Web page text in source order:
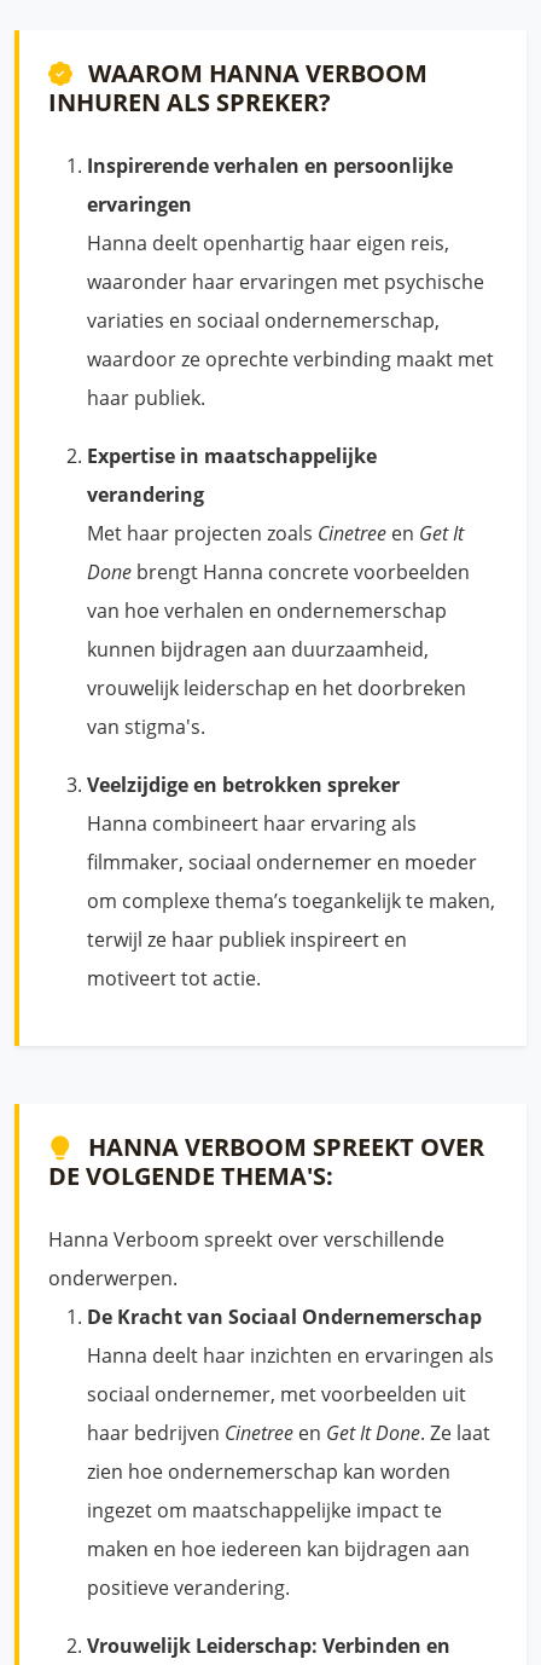
WAAROM HANNA VERBOOM
INHUREN ALS SPREKER?
Inspirerende verhalen en persoonlijke
ervaringen
Hanna deelt openhartig haar eigen reis,
waaronder haar ervaringen met psychische
variaties en sociaal ondernemerschap,
waardoor ze oprechte verbinding maakt met
haar publiek.
Expertise in maatschappelijke
verandering
Met haar projecten zoals Cinetree en Get It
Done brengt Hanna concrete voorbeelden
van hoe verhalen en ondernemerschap
kunnen bijdragen aan duurzaamheid,
vrouwelijk leiderschap en het doorbreken
van stigma's.
Veelzijdige en betrokken spreker
Hanna combineert haar ervaring als
filmmaker, sociaal ondernemer en moeder
om complexe thema’s toegankelijk te maken,
terwijl ze haar publiek inspireert en
motiveert tot actie.
HANNA VERBOOM SPREEKT OVER
DE VOLGENDE THEMA'S:
Hanna Verboom spreekt over verschillende
onderwerpen.
De Kracht van Sociaal Ondernemerschap
Hanna deelt haar inzichten en ervaringen als
sociaal ondernemer, met voorbeelden uit
haar bedrijven Cinetree en Get It Done. Ze laat
zien hoe ondernemerschap kan worden
ingezet om maatschappelijke impact te
maken en hoe iedereen kan bijdragen aan
positieve verandering.
Vrouwelijk Leiderschap: Verbinden en